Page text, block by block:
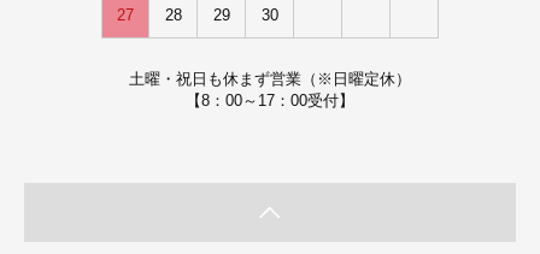
27 28 29 30
土曜・祝日も休まず営業（※日曜定休）
【8：00～17：00受付】